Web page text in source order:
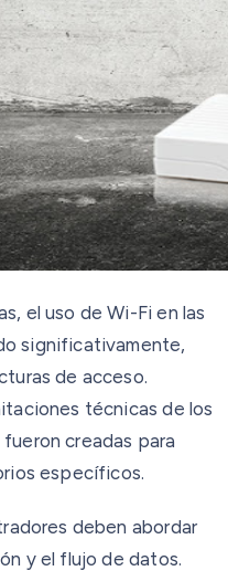
el uso de Wi-Fi en las
significativamente,
de acceso.
técnicas de los
creadas para
específicos.
deben abordar
y el flujo de datos.